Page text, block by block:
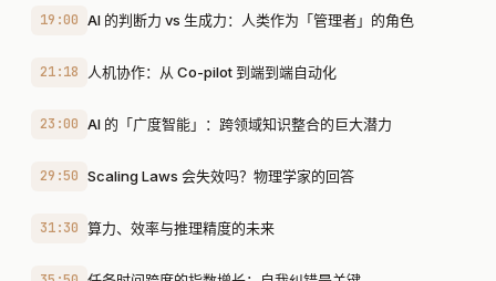
19:00 AI 的判断力 vs 生成力：人类作为「管理者」的角色
21:18 人机协作：从 Co-pilot 到端到端自动化
23:00 AI 的「广度智能」：跨领域知识整合的巨大潜力
29:50 Scaling Laws 会失效吗？物理学家的回答
31:30 算力、效率与推理精度的未来